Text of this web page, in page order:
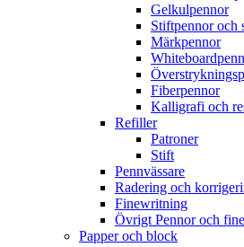
Gelkulpennor
Stiftpennor och
Märkpennor
Fiberpennor
Kalligrafi och
Refiller
Patroner
Stift
Pennvässare
Radering och
Finewritning
Övrigt Pennor och
Papper och block